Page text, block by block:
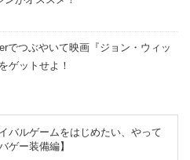
でつぶやいて映画『ジョン・ウィッ
ゲットせよ！
バルゲームをはじめたい、やって
ゲー装備編】